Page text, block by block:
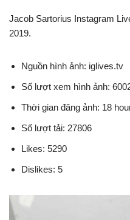
Jacob Sartorius Instagram
2019.
Nguồn hình ảnh: iglives.tv
Số lượt xem hình ảnh:
Thời gian đăng ảnh: 18
Số lượt tải: 27806
Likes: 5290
Dislikes: 5